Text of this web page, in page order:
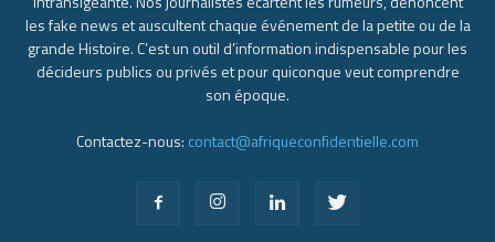
les fake news et auscultent chaque événement de la petite ou de la
grande Histoire. C’est un outil d’information indispensable pour les
décideurs publics ou privés et pour quiconque veut comprendre
son époque.
Contactez-nous: contact@afriqueconfidentielle.com